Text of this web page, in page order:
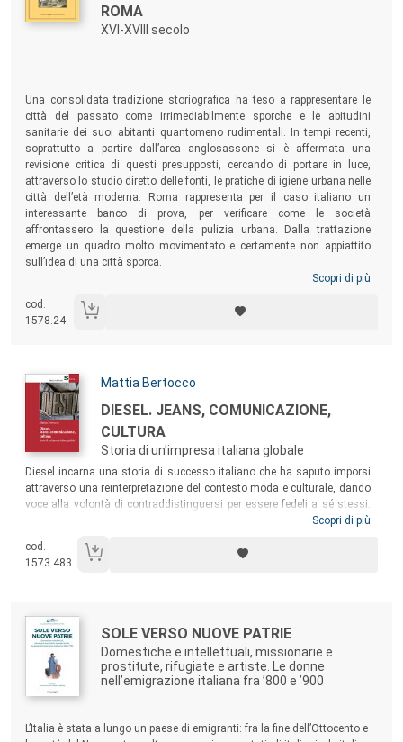
ROMA
XVI-XVIII secolo
Una consolidata tradizione storiografica ha teso a rappresentare le
città del passato come irrimediabilmente sporche e le abitudini
sanitarie dei suoi abitanti quantomeno rudimentali. In tempi recenti,
soprattutto a partire dall’area anglosassone si è affermata una
revisione critica di questi presupposti, cercando di portare in luce,
attraverso lo studio diretto delle fonti, le pratiche di igiene urbana nelle
città dell’età moderna. Roma rappresenta per il caso italiano un
interessante banco di prova, per verificare come le società
affrontassero la questione della pulizia urbana. Dalla trattazione
emerge un quadro molto movimentato e certamente non appiattito
sull’idea di una città sporca.
Scopri di più
cod.
1578.24
Autori:
Mattia Bertocco
Titolo:
DIESEL. JEANS, COMUNICAZIONE,
CULTURA
Storia di un'impresa italiana globale
Sommario:
Diesel incarna una storia di successo italiano che ha saputo imporsi
attraverso una reinterpretazione del contesto moda e culturale, dando
voce alla volontà di contraddistinguersi per essere fedeli a sé stessi.
Con uno storytelling che ha saputo conquistare il vasto pubblico,
Attraverso gli archivi aziendali e una ricognizione della storia
dell’azienda, il testo ricostruisce il rapporto del denim con il pubblico
Scopri di più
cod.
1573.483
Autori:
Titolo:
SOLE VERSO NUOVE PATRIE
Domestiche e intellettuali, missionarie e
prostitute, rifugiate e artiste. Le donne
nell’emigrazione italiana fra ’800 e ’900
L’Italia è stata a lungo un paese di emigranti: fra la fine dell’Ottocento e